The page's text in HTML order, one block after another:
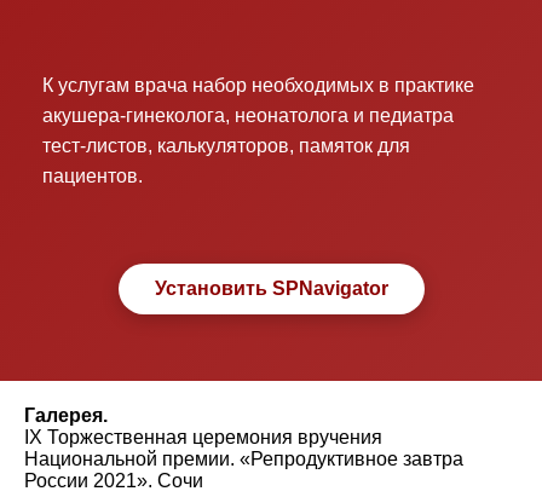
К услугам врача набор необходимых в практике
акушера-гинеколога, неонатолога и педиатра
тест-листов, калькуляторов, памяток для
пациентов.
Установить SPNavigator
Галерея.
IX Торжественная церемония вручения
Национальной премии. «Репродуктивное завтра
России 2021». Сочи